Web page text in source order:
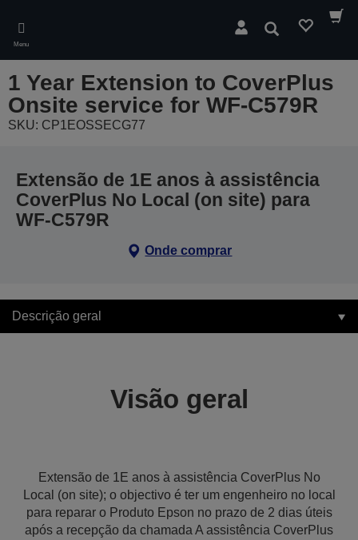
main
content
Menu
Pesquisar
1 Year Extension to CoverPlus
Onsite service for WF-C579R
SKU: CP1EOSSECG77
Extensão de 1E anos à assistência
CoverPlus No Local (on site) para
WF-C579R
Onde comprar
Descrição geral
Visão geral
Extensão de 1E anos à assistência CoverPlus No
Local (on site); o objectivo é ter um engenheiro no local
para reparar o Produto Epson no prazo de 2 dias úteis
após a recepção da chamada A assistência CoverPlus